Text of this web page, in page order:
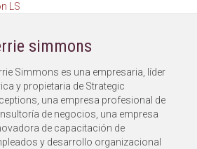
LS
simmons
Simmons es una empresaria, líder
y propietaria de Strategic
una empresa profesional de
de negocios, una empresa
de capacitación de
y desarrollo organizacional